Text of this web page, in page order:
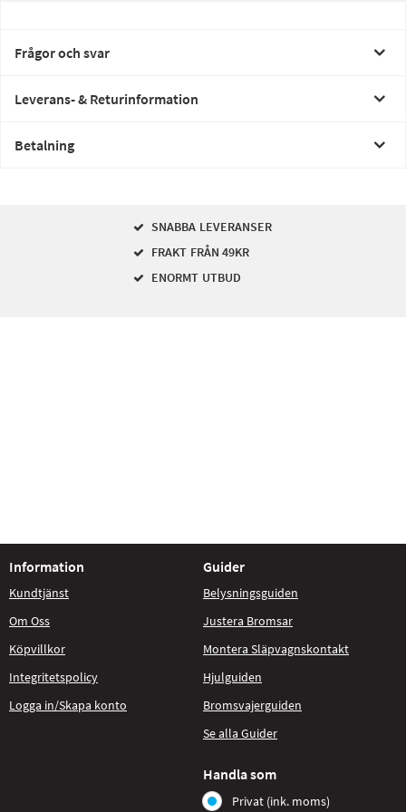
Frågor och svar
Leverans- & Returinformation
Betalning
SNABBA LEVERANSER
FRAKT FRÅN 49KR
ENORMT UTBUD
Information
Kundtjänst
Om Oss
Köpvillkor
Integritetspolicy
Logga in/Skapa konto
Guider
Belysningsguiden
Justera Bromsar
Montera Släpvagnskontakt
Hjulguiden
Bromsvajerguiden
Se alla Guider
Handla som
Privat (ink. moms)